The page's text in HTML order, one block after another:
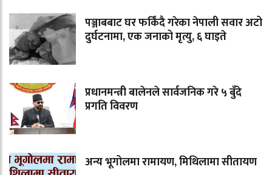
पञ्जाबबाट घर फर्किंदै गरेका नेपाली सवार अटो
दुर्घटनामा, एक जनाको मृत्यु, ६ घाइते
प्रधानमन्त्री बालेनले सार्वजनिक गरे ५ बुँदे
प्रगति विवरण
अन्य भूगोलमा रामायण, मिथिलामा सीतायण